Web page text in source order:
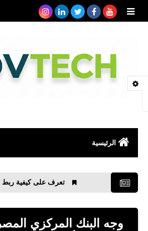
الرئيسية
مواقع
تعرف على كيفية ربط دومين
وجه البنك المركزي